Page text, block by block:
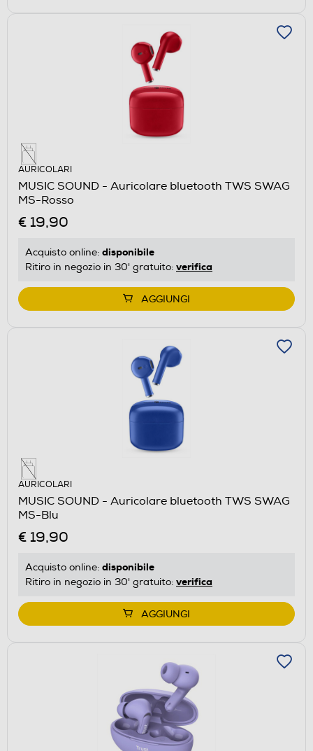
AURICOLARI
MUSIC SOUND - Auricolare bluetooth TWS SWAG
MS-Rosso
€ 19,90
Acquisto online: disponibile
Ritiro in negozio in 30' gratuito: verifica
AGGIUNGI
AURICOLARI
MUSIC SOUND - Auricolare bluetooth TWS SWAG
MS-Blu
€ 19,90
Acquisto online: disponibile
Ritiro in negozio in 30' gratuito: verifica
AGGIUNGI